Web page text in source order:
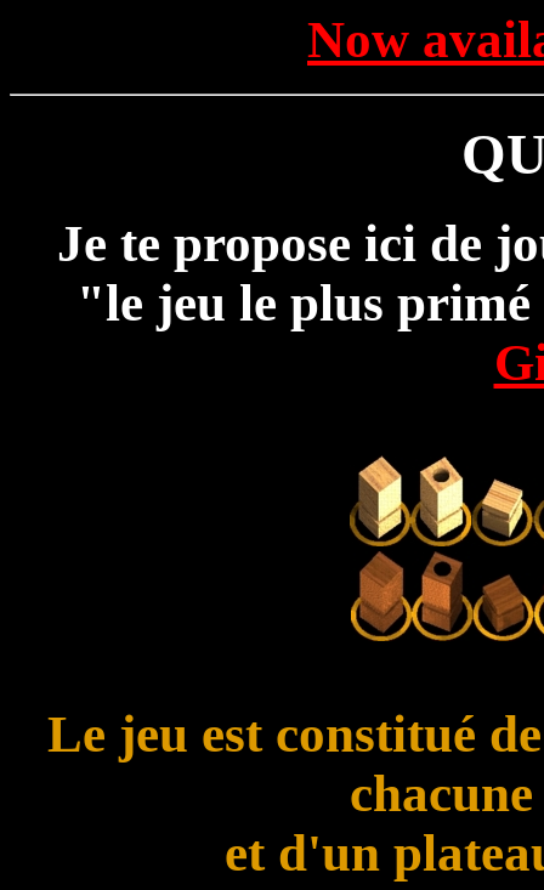
Now
Je te propose ici de
"le jeu le plus
Le jeu est constitué
et d'un